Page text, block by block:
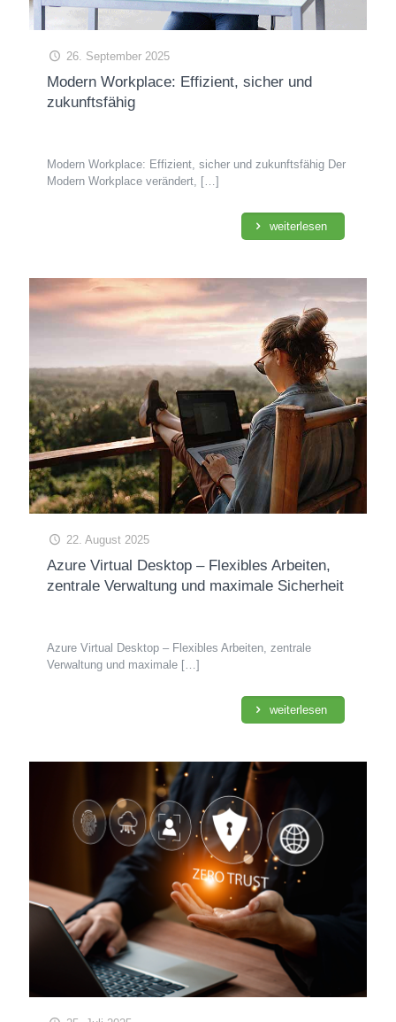
26. September 2025
Modern Workplace: Effizient, sicher und
zukunftsfähig
Modern Workplace: Effizient, sicher und zukunftsfähig Der
Modern Workplace verändert,
[…]
weiterlesen
22. August 2025
Azure Virtual Desktop – Flexibles Arbeiten,
zentrale Verwaltung und maximale Sicherheit
Azure Virtual Desktop – Flexibles Arbeiten, zentrale
Verwaltung und maximale […]
weiterlesen